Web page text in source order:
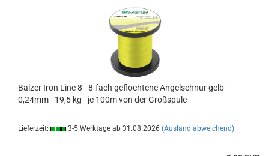
Balzer Iron Line 8 - 8-fach geflochtene Angelschnur gelb -
0,24mm - 19,5 kg - je 100m von der Großspule
Lieferzeit: 3-5 Werktage ab 31.08.2026 (Ausland abweichend)